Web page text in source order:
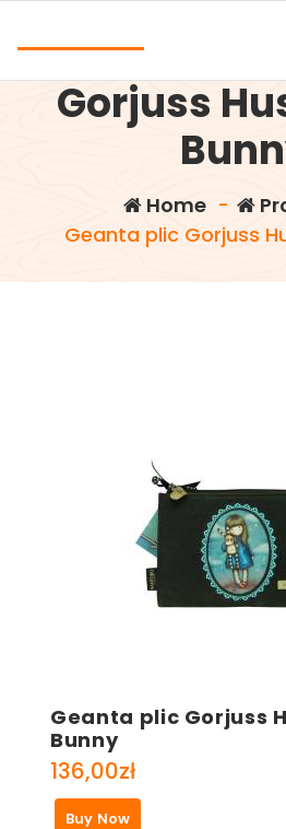
Geanta
Gorjuss
Home-
Geanta plic Gorjuss
Geanta plic Gorjuss
Bunny
136,00zł
Buy Now